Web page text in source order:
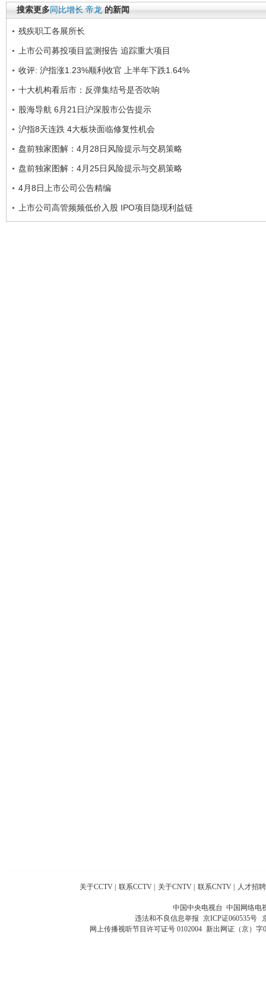
搜索更多同比增长 帝龙 的新闻
残疾职工各展所长
上市公司募投项目监测报告 追踪重大项目
收评: 沪指涨1.23%顺利收官 上半年下跌1.64%
十大机构看后市：反弹集结号是否吹响
股海导航 6月21日沪深股市公告提示
沪指8天连跌 4大板块面临修复性机会
盘前独家图解：4月28日风险提示与交易策略
盘前独家图解：4月25日风险提示与交易策略
4月8日上市公司公告精编
上市公司高管频频低价入股 IPO项目隐现利益链
关于CCTV 联系CCTV 关于CNTV 联系CNTV 人才招聘
中国中央电视台 中国网络电
违法和不良信息举报 京ICP证060535号
网上传播视听节目许可证号 0102004 新出网证（京）